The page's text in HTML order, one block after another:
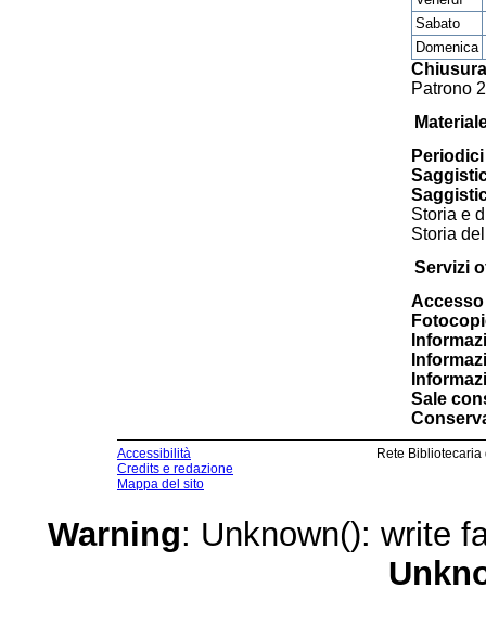
Sabato
Domenica
Patrono
Storia e
Storia
Servizi
Accesso
Sale
Accessibilità
Credits e redazione
Mappa del sito
Rete
Warning: Unknown(): write